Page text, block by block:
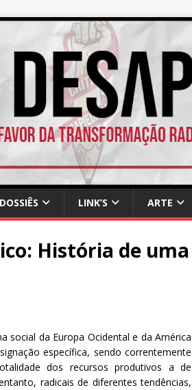
DOSSIÊS LINK’S ARTE
História de uma
social da Europa Ocidental e da América
específica, sendo correntemente
dos recursos produtivos a de
radicais de diferentes tendências,